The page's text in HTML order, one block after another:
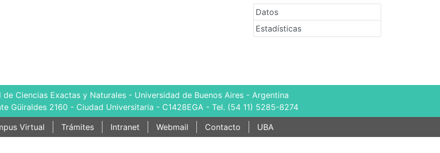
Datos
Estadísticas
de Ciencias Exactas y Naturales - Universidad de Buenos Aires - Argentina
Güiraldes 2160 - Ciudad Universitaria - C1428EGA - Tel. (54 11) 5285-8274
Virtual Trámites Intranet Webmail Contacto UBA